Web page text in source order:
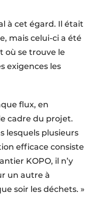
à cet égard. Il était
mais celui-ci a été
où se trouve le
exigences les
flux, en
cadre du projet.
lesquels plusieurs
efficace consiste
KOPO, il n’y
un autre à
soir les déchets. »